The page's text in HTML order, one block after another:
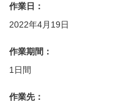
作業日：
2022年4月19日
作業期間：
1日間
作業先：